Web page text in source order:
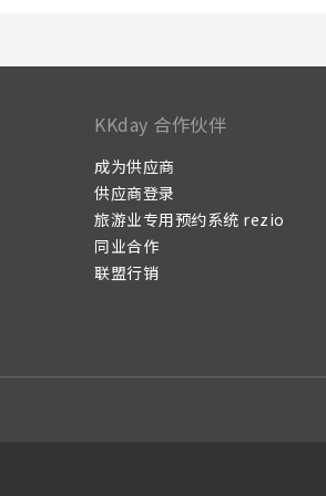
KKday 合作伙伴
成为供应商
供应商登录
旅游业专用预约系统 rezio
同业合作
联盟行销